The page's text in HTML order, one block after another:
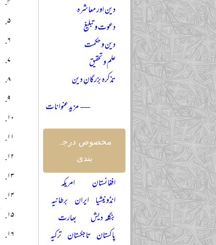
دین اور معاشرہ
دعوت و تبلیغ
دین و حکمت
علم و تحقیق
تذکرہ بزرگانِ دین
— مزید عنوانات
مخصوص درجہ
بندی
افغانستان
امریکہ
انڈونیشیا ایران برطانیہ
بنگلہ دیش
بھارت
پاکستان تاجکستان ترکیہ